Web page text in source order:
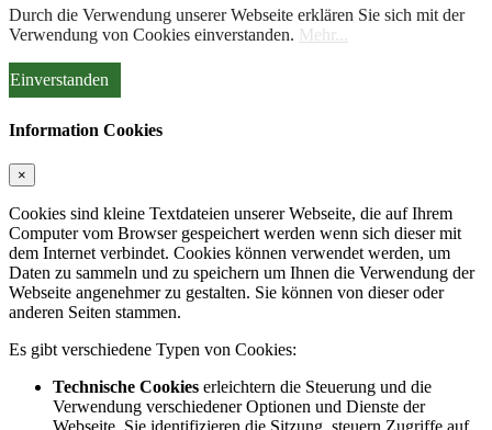
Durch die Verwendung unserer Webseite erklären Sie sich mit der
Verwendung von Cookies einverstanden. Mehr...
Einverstanden
Information Cookies
×
Cookies sind kleine Textdateien unserer Webseite, die auf Ihrem
Computer vom Browser gespeichert werden wenn sich dieser mit
dem Internet verbindet. Cookies können verwendet werden, um
Daten zu sammeln und zu speichern um Ihnen die Verwendung der
Webseite angenehmer zu gestalten. Sie können von dieser oder
anderen Seiten stammen.
Es gibt verschiedene Typen von Cookies:
Technische Cookies erleichtern die Steuerung und die
Verwendung verschiedener Optionen und Dienste der